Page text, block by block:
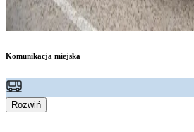
Komunikacja miejska
Rozwiń